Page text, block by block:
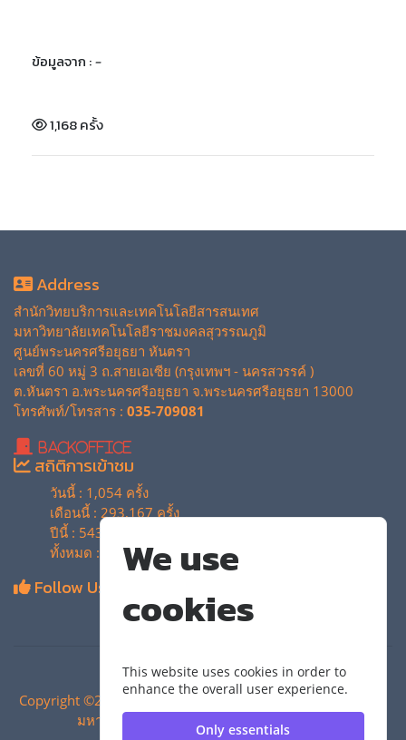
We use
cookies
This website uses cookies in order to
enhance the overall user experience.
Only essentials
ข้อมูลจาก :-
1,168 ครั้ง
Address
สำนักวิทยบริการและเทคโนโลยีสารสนเทศ
มหาวิทยาลัยเทคโนโลยีราชมงคลสุวรรณภูมิ
ศูนย์พระนครศรีอยุธยา หันตรา
เลขที่ 60 หมู่ 3 ถ.สายเอเซีย (กรุงเทพฯ - นครสวรรค์ )
ต.หันตรา อ.พระนครศรีอยุธยา จ.พระนครศรีอยุธยา 13000
โทรศัพท์/โทรสาร : 035-709081
BackOffice
สถิติการเข้าชม
วันนี้ : 1,054 ครั้ง
เดือนนี้ : 293,167 ครั้ง
ปีนี้ : 543,343 ครั้ง
ทั้งหมด : 4,134,293 ครั้ง
Follow Us
Copyright ©2024 สำนักวิทยบริการและเทคโนโลยีสารสนเทศ |
มหาวิทยาลัยเทคโนโลยีราชมงคลสุวรรณภูมิ